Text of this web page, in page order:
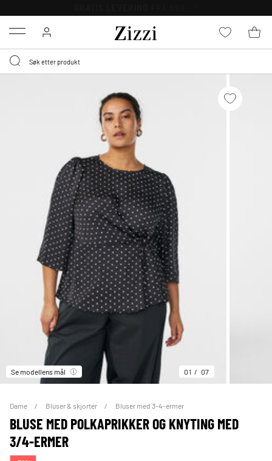
Menu
Se modellens mål 01 07
Dame Bluser & skjorter Bluser med 3-4-ermer
BLUSE MED POLKAPRIKKER OG KNYTING MED
3/4-ERMER